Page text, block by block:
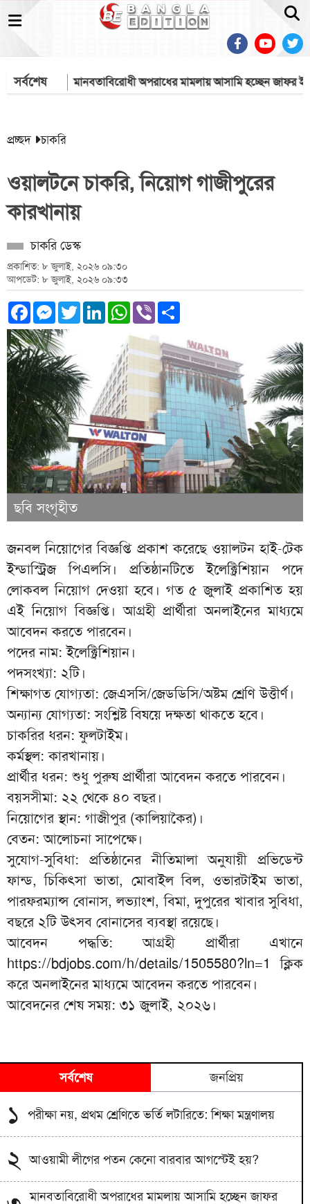
সর্বশেষ
হয়? মানবতাবিরোধী অপরাধের মামলায় আসামি হচ্ছেন জাফর
প্রচ্ছদ চাকরি
ওয়ালটনে চাকরি, নিয়োগ গাজীপুরের
কারখানায়
চাকরি ডেস্ক
প্রকাশিত: ৮ জুলাই, ২০২৬ ০৯:৩০
আপডেট: ৮ জুলাই, ২০২৬ ০৯:৩৩
Facebook
Messenger
TwitterLinkedInWhatsApp
Viber
ছবি সংগৃহীত
জনবল নিয়োগের বিজ্ঞপ্তি প্রকাশ করেছে ওয়ালটন হাই-টেক
ইন্ডাস্ট্রিজ পিএলসি। প্রতিষ্ঠানটিতে ইলেক্ট্রিশিয়ান পদে
লোকবল নিয়োগ দেওয়া হবে। গত ৫ জুলাই প্রকাশিত হয়
এই নিয়োগ বিজ্ঞপ্তি। আগ্রহী প্রার্থীরা অনলাইনের মাধ্যমে
আবেদন করতে পারবেন।
পদের নাম: ইলেক্ট্রিশিয়ান।
পদসংখ্যা: ২টি।
শিক্ষাগত যোগ্যতা: জেএসসি/জেডডিসি/অষ্টম শ্রেণি উত্তীর্ণ।
অন্যান্য যোগ্যতা: সংশ্লিষ্ট বিষয়ে দক্ষতা থাকতে হবে।
চাকরির ধরন: ফুলটাইম।
কর্মস্থল: কারখানায়।
প্রার্থীর ধরন: শুধু পুরুষ প্রার্থীরা আবেদন করতে পারবেন।
বয়সসীমা: ২২ থেকে ৪০ বছর।
নিয়োগের স্থান: গাজীপুর (কালিয়াকৈর)।
বেতন: আলোচনা সাপেক্ষে।
সুযোগ-সুবিধা: প্রতিষ্ঠানের নীতিমালা অনুযায়ী প্রভিডেন্ট
ফান্ড, চিকিৎসা ভাতা, মোবাইল বিল, ওভারটাইম ভাতা,
পারফরম্যান্স বোনাস, লভ্যাংশ, বিমা, দুপুরের খাবার সুবিধা,
বছরে ২টি উৎসব বোনাসের ব্যবস্থা রয়েছে।
আবেদন পদ্ধতি: আগ্রহী প্রার্থীরা এখানে
https://bdjobs.com/h/details/1505580?ln=1
ক্লিক
করে অনলাইনের মাধ্যমে আবেদন করতে পারবেন।
আবেদনের শেষ সময়: ৩১ জুলাই, ২০২৬।
সর্বশেষ জনপ্রিয়
১ পরীক্ষা নয়, প্রথম শ্রেণিতে ভর্তি লটারিতে: শিক্ষা মন্ত্রণালয়
২ আওয়ামী লীগের পতন কেনো বারবার আগস্টেই হয়?
মানবতাবিরোধী অপরাধের মামলায় আসামি হচ্ছেন জাফর